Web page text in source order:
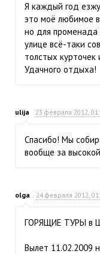
Я каждый год
это моё любимое
но для
улице всё-таки
толстых курточек
Удачного отдыха!
ulija 23 февраля 2012,
Спасибо! Мы
вообще за
olga 24 февраля 2012,
ГОРЯЩИЕ ТУРЫ в
Вылет 11.02.2009